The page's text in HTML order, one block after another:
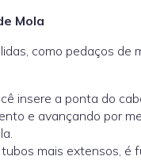
Mola
como pedaços de
insere a ponta do
e avançando por
tubos mais extensos, é